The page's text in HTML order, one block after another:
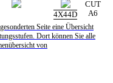
4X44D
Seite eine Übersicht
Dort können Sie alle
von